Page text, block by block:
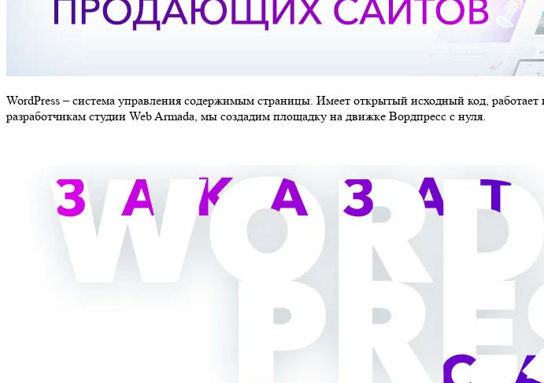
WordPress – система управления содержимым страницы. Имеет открытый исходный код,
разработчикам студии Web Armada, мы создадим площадку на движке Вордпресс с нуля.